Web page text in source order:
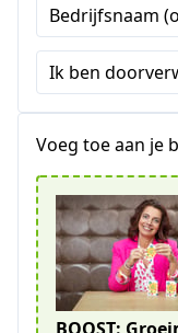
Bedrijfsnaam
Ik ben
Voeg toe aan je